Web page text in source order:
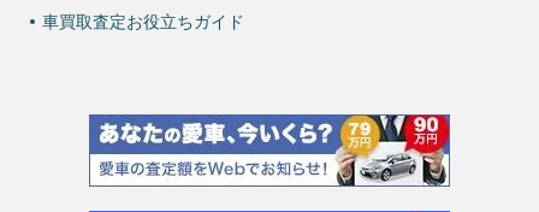
車買取査定お役立ちガイド